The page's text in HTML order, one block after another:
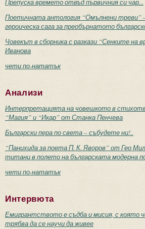
Препуска времето отвъд първичния си чар...
Поетичната антология “Омълнени треви”
героическа сага за преобърнатото
Човекът в сборника с разкази “Сенките на
Иванова
чети по-нататък
Анализи
Интерпретацията на човешкото в
“Магия” и “Икар” от Станка Пенчева
Български пера по света – събудете ни!..
“Панихида за поета П. К. Яворов” от Гео
титани в полето на българската модерна
чети по-нататък
Интервюта
Емигрантството е съдба и мисия, с която
трябва да се научи да живее